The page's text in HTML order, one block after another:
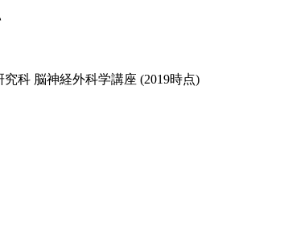
科 脳神経外科学講座 (2019時点)